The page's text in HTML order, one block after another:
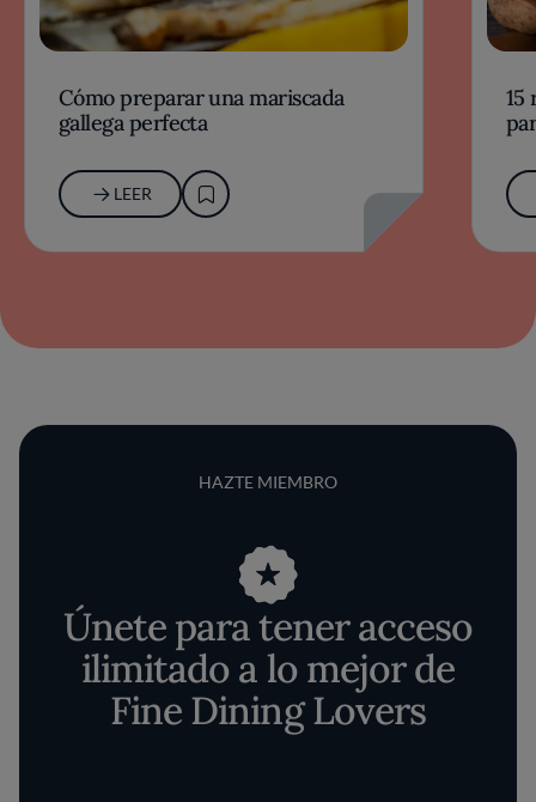
Cómo preparar una mariscada
gallega perfecta
LEER
15
HAZTE MIEMBRO
Únete para tener acceso
ilimitado a lo mejor de
Fine Dining Lovers